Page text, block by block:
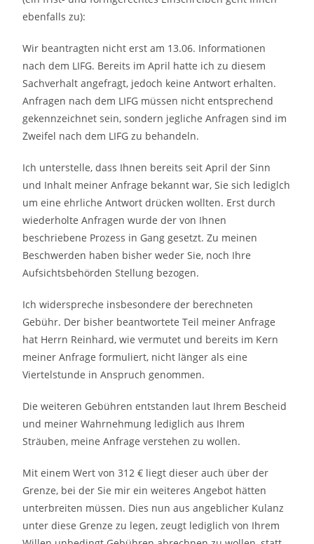
ebenfalls zu):
Wir beantragten nicht erst am 13.06. Informationen
nach dem LIFG. Bereits im April hatte ich zu diesem
Sachverhalt angefragt, jedoch keine Antwort erhalten.
Anfragen nach dem LIFG müssen nicht entsprechend
gekennzeichnet sein, sondern jegliche Anfragen sind im
Zweifel nach dem LIFG zu behandeln.
Ich unterstelle, dass Ihnen bereits seit April der Sinn
und Inhalt meiner Anfrage bekannt war, Sie sich lediglch
um eine ehrliche Antwort drücken wollten. Erst durch
wiederholte Anfragen wurde der von Ihnen
beschriebene Prozess in Gang gesetzt. Zu meinen
Beschwerden haben bisher weder Sie, noch Ihre
Aufsichtsbehörden Stellung bezogen.
Ich widerspreche insbesondere der berechneten
Gebühr. Der bisher beantwortete Teil meiner Anfrage
hat Herrn Reinhard, wie vermutet und bereits im Kern
meiner Anfrage formuliert, nicht länger als eine
Viertelstunde in Anspruch genommen.
Die weiteren Gebühren entstanden laut Ihrem Bescheid
und meiner Wahrnehmung lediglich aus Ihrem
Sträuben, meine Anfrage verstehen zu wollen.
Mit einem Wert von 312 € liegt dieser auch über der
Grenze, bei der Sie mir ein weiteres Angebot hätten
unterbreiten müssen. Dies nun aus angeblicher Kulanz
unter diese Grenze zu legen, zeugt lediglich von Ihrem